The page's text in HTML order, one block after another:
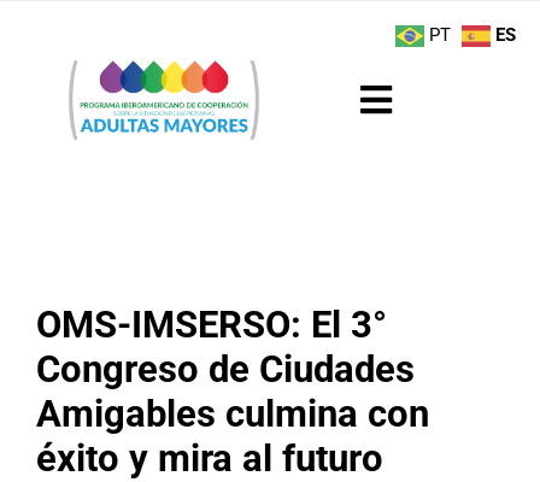
contenido
Toggle
Actividades
Boletín
Buenas Prácticas
OMS-IMSERSO: El 3°
Congreso de Ciudades
Amigables culmina con
éxito y mira al futuro
PT ES